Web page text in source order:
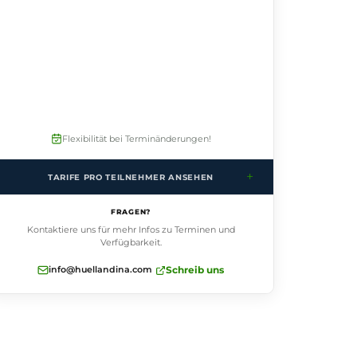
Flexibilität bei Terminänderungen!
TARIFE PRO TEILNEHMER ANSEHEN +
CLP$ 450.000
FRAGEN?
Kontaktiere uns für mehr Infos zu Terminen und
Verfügbarkeit.
info@huellandina.com Schreib uns